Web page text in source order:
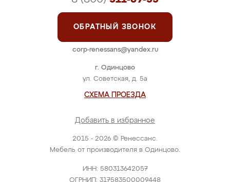
2015 - 2026 © Ренессанс.
Мебель от производителя в Одинцово.
ИНН: 580313642057
ОГРНИП: 317583500009448
г. Одинцово
ул. Советская, д. 5а
СХЕМА ПРОЕЗДА
Добавить в избранное
ОБРАТНЫЙ ЗВОНОК
corp-renessans@yandex.ru